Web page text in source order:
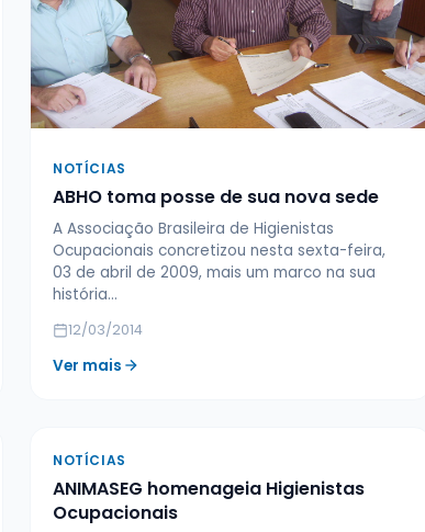
NOTÍCIAS
ABHO toma posse de sua nova sede
A Associação Brasileira de Higienistas
Ocupacionais concretizou nesta sexta-feira,
03 de abril de 2009, mais um marco na sua
história…
12/03/2014
Ver mais
NOTÍCIAS
ANIMASEG homenageia Higienistas
Ocupacionais